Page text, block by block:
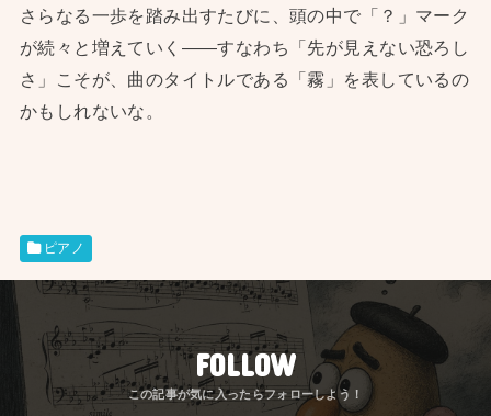
さらなる一歩を踏み出すたびに、頭の中で「？」マーク
が続々と増えていく——すなわち「先が見えない恐ろし
さ」こそが、曲のタイトルである「霧」を表しているの
かもしれないな。
ピアノ
FOLLOW